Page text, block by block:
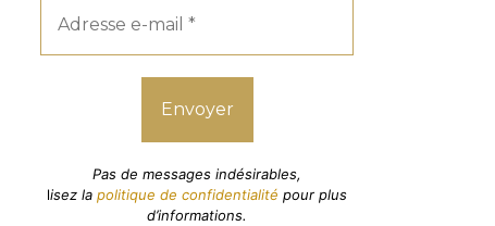
Pas de messages indésirables,
lisez la politique de confidentialité pour plus
d’informations.